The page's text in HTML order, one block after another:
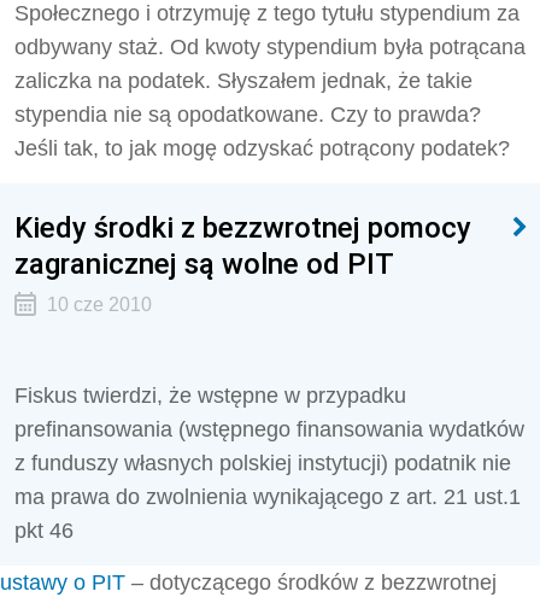
Społecznego i otrzymuję z tego tytułu stypendium za
odbywany staż. Od kwoty stypendium była potrącana
zaliczka na podatek. Słyszałem jednak, że takie
stypendia nie są opodatkowane. Czy to prawda?
Jeśli tak, to jak mogę odzyskać potrącony podatek?
Kiedy środki z bezzwrotnej pomocy
zagranicznej są wolne od PIT
10 cze 2010
Fiskus twierdzi, że wstępne w przypadku
prefinansowania (wstępnego finansowania wydatków
z funduszy własnych polskiej instytucji) podatnik nie
ma prawa do zwolnienia wynikającego z art. 21 ust.1
pkt 46
ustawy o PIT – dotyczącego środków z bezzwrotnej